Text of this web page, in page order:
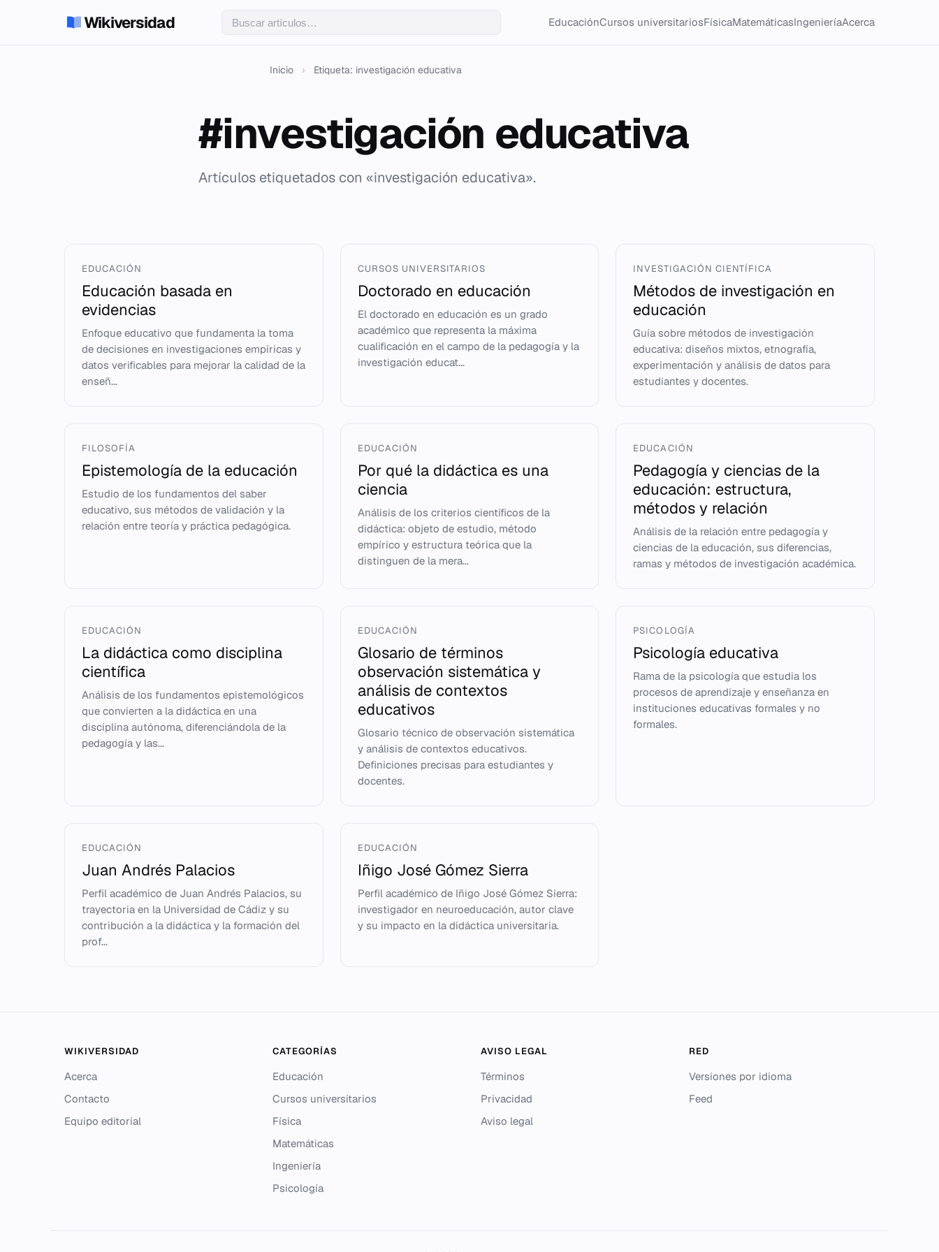
Wikiversidad EducaciónCursos universitariosFísicaMatemáticasIngenieríaAcerca
Inicio › Etiqueta: investigación educativa
#investigación educativa
Artículos etiquetados con «investigación educativa».
EDUCACIÓN
Educación basada en
evidencias
Enfoque educativo que fundamenta la toma
de decisiones en investigaciones empíricas y
datos verificables para mejorar la calidad de la
enseñ...
CURSOS UNIVERSITARIOS
Doctorado en educación
El doctorado en educación es un grado
académico que representa la máxima
cualificación en el campo de la pedagogía y la
investigación educat...
INVESTIGACIÓN CIENTÍFICA
Métodos de investigación en
educación
Guía sobre métodos de investigación
educativa: diseños mixtos, etnografía,
experimentación y análisis de datos para
estudiantes y docentes.
FILOSOFÍA
Epistemología de la educación
Estudio de los fundamentos del saber
educativo, sus métodos de validación y la
relación entre teoría y práctica pedagógica.
EDUCACIÓN
Por qué la didáctica es una
ciencia
Análisis de los criterios científicos de la
didáctica: objeto de estudio, método
empírico y estructura teórica que la
distinguen de la mera...
EDUCACIÓN
Pedagogía y ciencias de la
educación: estructura,
métodos y relación
Análisis de la relación entre pedagogía y
ciencias de la educación, sus diferencias,
ramas y métodos de investigación académica.
EDUCACIÓN
La didáctica como disciplina
científica
Análisis de los fundamentos epistemológicos
que convierten a la didáctica en una
disciplina autónoma, diferenciándola de la
pedagogía y las...
EDUCACIÓN
Glosario de términos
observación sistemática y
análisis de contextos
educativos
Glosario técnico de observación sistemática
y análisis de contextos educativos.
Definiciones precisas para estudiantes y
docentes.
PSICOLOGÍA
Psicología educativa
Rama de la psicología que estudia los
procesos de aprendizaje y enseñanza en
instituciones educativas formales y no
formales.
EDUCACIÓN
Juan Andrés Palacios
Perfil académico de Juan Andrés Palacios, su
trayectoria en la Universidad de Cádiz y su
contribución a la didáctica y la formación del
prof...
EDUCACIÓN
Iñigo José Gómez Sierra
Perfil académico de Iñigo José Gómez Sierra:
investigador en neuroeducación, autor clave
y su impacto en la didáctica universitaria.
WIKIVERSIDAD
Acerca
Contacto
Equipo editorial
CATEGORÍAS
Educación
Cursos universitarios
Física
Matemáticas
Ingeniería
Psicología
AVISO LEGAL
Términos
Privacidad
Aviso legal
RED
Versiones por idioma
Feed